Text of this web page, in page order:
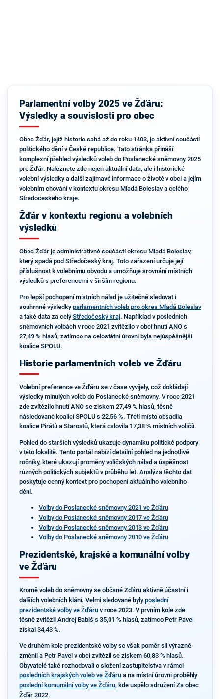
Parlamentní volby 2025 ve Žďáru:
Výsledky a souvislosti pro obec
Obec Žďár, jejíž historie sahá až do roku 1403, je aktivní součástí
politického dění v České republice. Tato stránka přináší
komplexní přehled výsledků voleb do Poslanecké sněmovny 2025
pro Žďár. Naleznete zde nejen aktuální data, ale i historické
volební výsledky a další zajímavé informace o životě v obci a jejím
volebním chování v kontextu okresu Mladá Boleslav a celého
Středočeského kraje.
Žďár v kontextu regionu a volebních
výsledků
Obec Žďár je administrativně součástí okresu Mladá Boleslav,
který spadá pod Středočeský kraj. Toto zařazení určuje její
příslušnost k volebnímu obvodu a umožňuje srovnání místních
výsledků s preferencemi v širším regionu.
Pro lepší pochopení místních nálad je užitečné sledovat i
souhrnné výsledky parlamentních voleb pro okres Mladá Boleslav
a také data za celý Středočeský kraj. Například v posledních
sněmovních volbách v roce 2021 zvítězilo v obci hnutí ANO s
27,49 % hlasů, zatímco na celostátní úrovni byla nejúspěšnější
koalice SPOLU.
Historie parlamentních voleb ve Žďáru
Volební preference ve Žďáru se v čase vyvíjely, což dokládají
výsledky minulých voleb do Poslanecké sněmovny. V roce 2021
zde zvítězilo hnutí ANO se ziskem 27,49 % hlasů, těsně
následované koalicí SPOLU s 22,56 %. Třetí místo obsadila
koalice Pirátů a Starostů, která oslovila 17,38 % místních voličů.
Pohled do starších výsledků ukazuje dynamiku politické podpory
v této lokalitě. Tento portál nabízí detailní pohled na jednotlivé
ročníky, které ukazují proměny voličských nálad a úspěšnost
různých politických subjektů v průběhu let. Analýza těchto dat
poskytuje cenný kontext pro pochopení aktuálního volebního
dění.
Volby do Poslanecké sněmovny 2021 ve Žďáru
Volby do Poslanecké sněmovny 2017 ve Žďáru
Volby do Poslanecké sněmovny 2013 ve Žďáru
Volby do Poslanecké sněmovny 2010 ve Žďáru
Prezidentské, krajské a komunální volby
ve Žďáru
Kromě voleb do sněmovny se občané Žďáru aktivně účastní i
dalších volebních klání. Velmi sledované byly poslední
prezidentské volby ve Žďáruv roce 2023. V prvním kole zde
těsně zvítězil Andrej Babiš s 35,01 % hlasů, zatímco Petr Pavel
získal 34,43 %.
Ve druhém kole prezidentské volby se však poměr sil výrazně
změnil a Petr Pavel v obci zvítězil se ziskem 60,83 % hlasů.
Obyvatelé také rozhodovali o složení zastupitelstva v rámci
posledních krajských voleb ve Žďárua na místní úrovni proběhly
poslední komunální volby ve Žďáru, kde uspělo sdružení Za obec
Žďár 2022.